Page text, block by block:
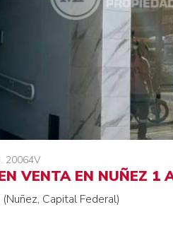
20064V
VENTA EN NUÑEZ 1
Capital Federal)